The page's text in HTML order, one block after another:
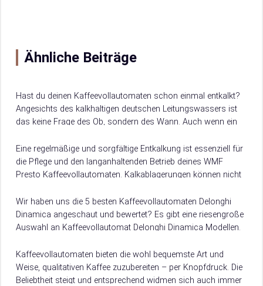
Ähnliche Beiträge
Hast du deinen Kaffeevollautomaten schon einmal entkalkt?
Angesichts des kalkhaltigen deutschen Leitungswassers ist
das keine Frage des Ob, sondern des Wann. Auch wenn ein
Eine regelmäßige und sorgfältige Entkalkung ist essenziell für
die Pflege und den langanhaltenden Betrieb deines WMF
Presto Kaffeevollautomaten. Kalkablagerungen können nicht
den…
Wir haben uns die 5 besten Kaffeevollautomaten Delonghi
Dinamica angeschaut und bewertet? Es gibt eine riesengroße
Auswahl an Kaffeevollautomat Delonghi Dinamica Modellen.
wir dir hier, worauf es beim Kauf von Kaffeevollautomat
Delonghi Dinamica ankommt.
Kaffeevollautomaten bieten die wohl bequemste Art und
Weise, qualitativen Kaffee zuzubereiten – per Knopfdruck. Die
Beliebtheit steigt und entsprechend widmen sich auch immer